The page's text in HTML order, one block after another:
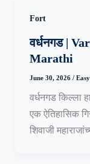
Fort
वर्धनगड |
Marathi
June 30, 2026 /
वर्धनगड किल्ला
एक ऐतिहासिक
शिवाजी